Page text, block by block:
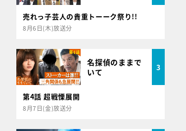
売れっ子芸人の貴重トーーク祭り!!
8月6日(木)放送分
名探偵のままで
いて
3
第4話 超戦慄展開
8月7日(金)放送分